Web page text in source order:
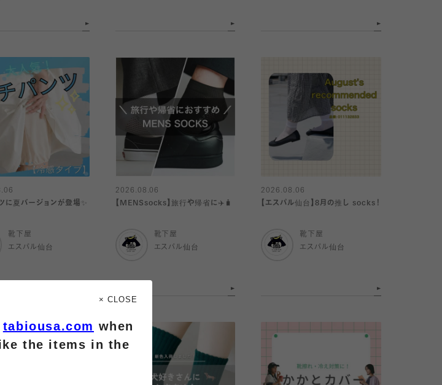
に夏バージョンが登場✨
靴下屋
エスパル仙台
2026.08.06
【MENSsocks】旅行や帰省に✈️🧳
靴下屋
エスパル仙台
2026.08.06
【エスパル仙台】8月の推し socks！
靴下屋
エスパル仙台
× CLOSE
tabiousa.com when
the items in the